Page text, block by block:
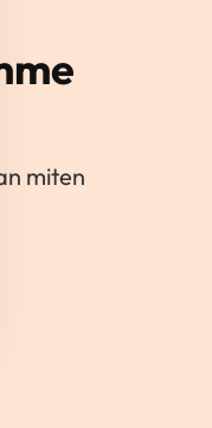
miten